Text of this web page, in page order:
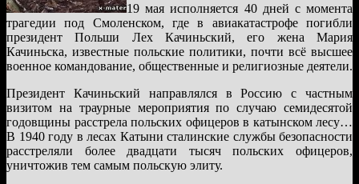
19 мая исполняется 40 дней с момента
трагедии под Смоленском, где в авиакатастрофе погибли
президент Польши Лех Качиньский, его жена Мария
Качиньска, известные польские политики, почти всё высшее
военное командование, общественные и религиозные деятели.
Президент Качиньский направлялся в Россию с частным
визитом на траурные мероприятия по случаю семидесятой
годовщины расстрела польских офицеров в катынском лесу…
В 1940 году в лесах Катыни сталинские службы безопасности
расстреляли более двадцати тысяч польских офицеров,
уничтожив тем самым польскую элиту.